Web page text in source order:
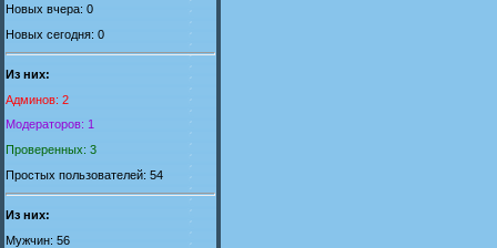
Новых вчера: 0
Новых сегодня: 0
Из них:
Админов: 2
Модераторов: 1
Проверенных: 3
Простых пользователей: 54
Из них:
Мужчин: 56